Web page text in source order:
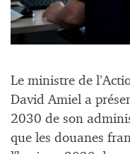
Le ministre de
David Amiel a
2030 de son
que les douanes